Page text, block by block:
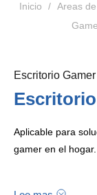
Inicio / Areas
Escritorio Gamer​​​​​​​
Aplicable para
gamer en el hogar.